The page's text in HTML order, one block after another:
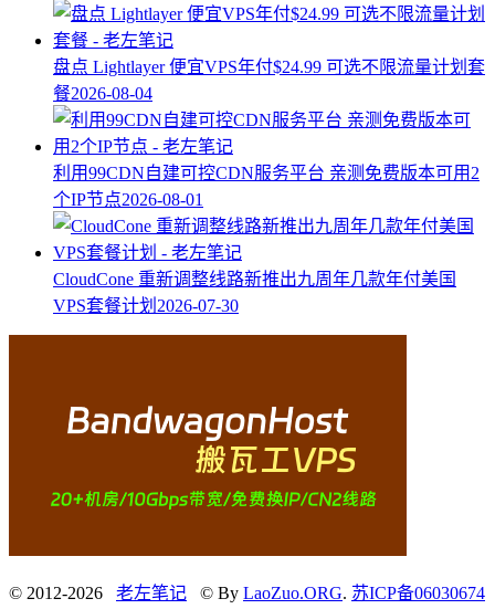
盘点 Lightlayer 便宜VPS年付$24.99 可选不限流量计划套
餐2026-08-04
利用99CDN自建可控CDN服务平台 亲测免费版本可用2
个IP节点2026-08-01
CloudCone 重新调整线路新推出九周年几款年付美国
VPS套餐计划 2026-07-30
© 2012-2026 老左笔记 © By LaoZuo.ORG. 苏ICP备06030674